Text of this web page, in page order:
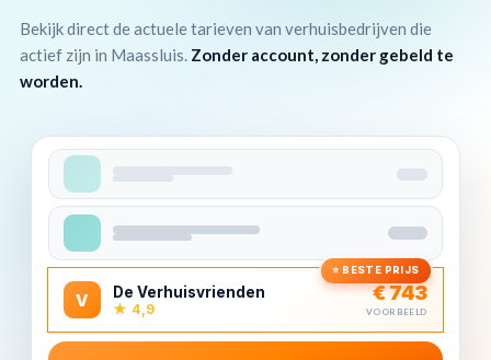
Bekijk direct de actuele tarieven van verhuisbedrijven die
actief zijn in Maassluis. Zonder account, zonder gebeld te
worden.
V De Verhuisvrienden
★ 4,9
€ 743
VOORBEELD
⭐ BESTE PRIJS